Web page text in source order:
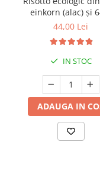
einkorn (alac) și
arpacaș spelta cu
44,00 Lei
IN STOC
ADAUGA IN